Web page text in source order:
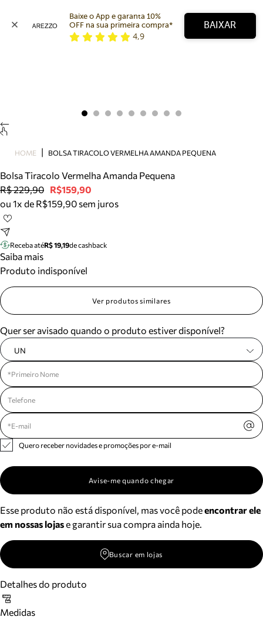
Bolsa
Tamanco
Tênis
Mule
Tire dúvidas sobre pedidos, devoluções e mais.
Meus pedidos
Acompanhe seus pedidos e solicite devoluções.
Baixe o App e garanta 10%
OFF na sua primeira compra*
4,9
BAIXAR
HOME BOLSA TIRACOLO VERMELHA AMANDA PEQUENA
Bolsa Tiracolo Vermelha Amanda Pequena
R$ 229,90 R$159,90
ou 1x de R$159,90 sem juros
Receba atéR$ 19,19de cashback
Saiba mais
Produto indisponível
Ver produtos similares
Quer ser avisado quando o produto estiver disponível?
UN
Quero receber novidades e promoções por e-mail
Avise-me quando chegar
Esse produto não está disponível, mas você podeencontrar ele
em nossas lojase garantir sua compra ainda hoje.
Buscar em lojas
Detalhes do produto
Medidas